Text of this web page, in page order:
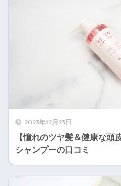
2023年12月23日
【憧れのツヤ髪＆健康な頭
シャンプーの口コミ